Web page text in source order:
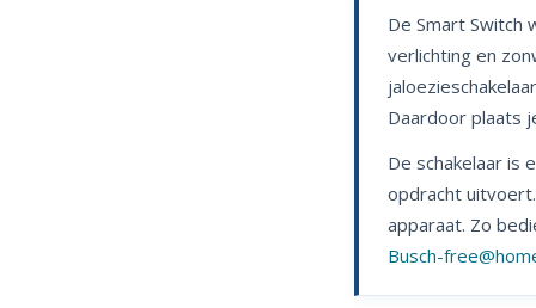
De Smart Switch
verlichting en
Daardoor plaats
De schakelaar is
opdracht
apparaat. Zo
Busch-